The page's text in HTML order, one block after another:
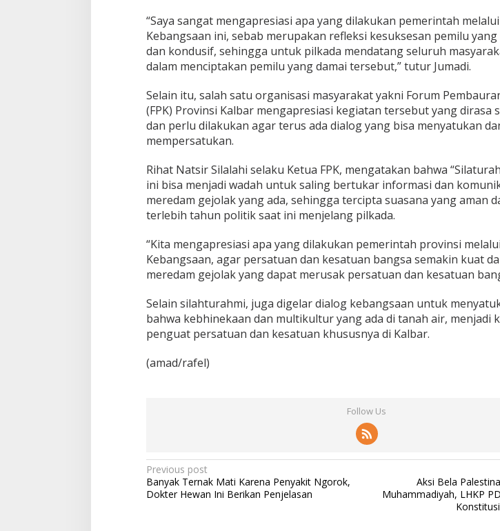
“Saya sangat mengapresiasi apa yang dilakukan pemerintah
Kebangsaan ini, sebab merupakan refleksi kesuksesan pemilu yang
dan kondusif, sehingga untuk pilkada mendatang seluruh
dalam menciptakan pemilu yang damai tersebut,” tutur Jumadi.
Selain itu, salah satu organisasi masyarakat yakni Forum
(FPK) Provinsi Kalbar mengapresiasi kegiatan tersebut yang dirasa
dan perlu dilakukan agar terus ada dialog yang bisa menyatukan
mempersatukan.
Rihat Natsir Silalahi selaku Ketua FPK, mengatakan bahwa
ini bisa menjadi wadah untuk saling bertukar informasi dan
meredam gejolak yang ada, sehingga tercipta suasana yang aman
terlebih tahun politik saat ini menjelang pilkada.
“Kita mengapresiasi apa yang dilakukan pemerintah provinsi
Kebangsaan, agar persatuan dan kesatuan bangsa semakin kuat
meredam gejolak yang dapat merusak persatuan dan kesatuan
Selain silahturahmi, juga digelar dialog kebangsaan untuk
bahwa kebhinekaan dan multikultur yang ada di tanah air, menjadi
penguat persatuan dan kesatuan khususnya di Kalbar.
(amad/rafel)
Follow Us
P
o
Previous post
Banyak Ternak Mati Karena Penyakit Ngorok,
Dokter Hewan Ini Berikan Penjelasan
Aksi Bela
Muhammadiyah, LHKP